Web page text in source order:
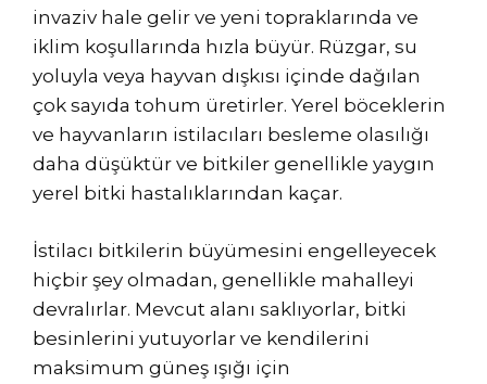
invaziv hale gelir ve yeni topraklarında ve
iklim koşullarında hızla büyür. Rüzgar, su
yoluyla veya hayvan dışkısı içinde dağılan
çok sayıda tohum üretirler. Yerel böceklerin
ve hayvanların istilacıları besleme olasılığı
daha düşüktür ve bitkiler genellikle yaygın
yerel bitki hastalıklarından kaçar.
İstilacı bitkilerin büyümesini engelleyecek
hiçbir şey olmadan, genellikle mahalleyi
devralırlar. Mevcut alanı saklıyorlar, bitki
besinlerini yutuyorlar ve kendilerini
maksimum güneş ışığı için